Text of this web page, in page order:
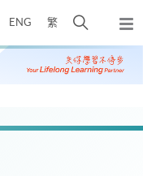
ENG 繁
开
搜
寻
面
弹
出
主